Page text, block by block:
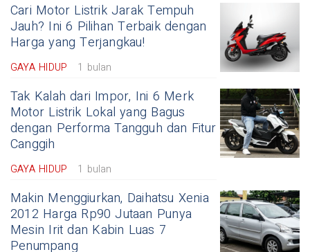
Cari Motor Listrik Jarak Tempuh
Jauh? Ini 6 Pilihan Terbaik dengan
Harga yang Terjangkau!
GAYA HIDUP 1 bulan
Tak Kalah dari Impor, Ini 6 Merk
Motor Listrik Lokal yang Bagus
dengan Performa Tangguh dan Fitur
Canggih
GAYA HIDUP 1 bulan
Makin Menggiurkan, Daihatsu Xenia
2012 Harga Rp90 Jutaan Punya
Mesin Irit dan Kabin Luas 7
Penumpang